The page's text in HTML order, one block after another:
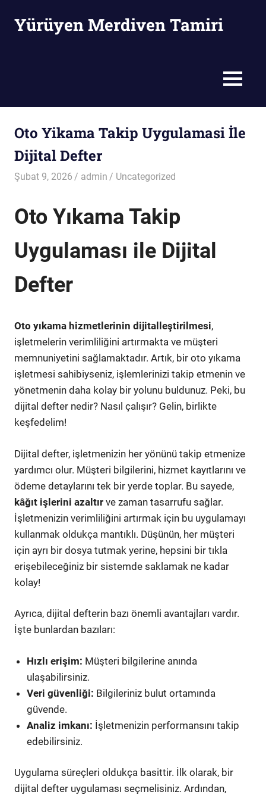
Yürüyen Merdiven Tamiri
MENU
Oto Yikama Takip Uygulamasi İle
Dijital Defter
Şubat 9, 2026 admin Uncategorized
Oto Yıkama Takip
Uygulaması ile Dijital
Defter
Oto yıkama hizmetlerinin dijitalleştirilmesi,
işletmelerin verimliliğini artırmakta ve müşteri
memnuniyetini sağlamaktadır. Artık, bir oto yıkama
işletmesi sahibiyseniz, işlemlerinizi takip etmenin ve
yönetmenin daha kolay bir yolunu buldunuz. Peki, bu
dijital defter nedir? Nasıl çalışır? Gelin, birlikte
keşfedelim!
Dijital defter, işletmenizin her yönünü takip etmenize
yardımcı olur. Müşteri bilgilerini, hizmet kayıtlarını ve
ödeme detaylarını tek bir yerde toplar. Bu sayede,
kâğıt işlerini azaltır ve zaman tasarrufu sağlar.
İşletmenizin verimliliğini artırmak için bu uygulamayı
kullanmak oldukça mantıklı. Düşünün, her müşteri
için ayrı bir dosya tutmak yerine, hepsini bir tıkla
erişebileceğiniz bir sistemde saklamak ne kadar
kolay!
Ayrıca, dijital defterin bazı önemli avantajları vardır.
İşte bunlardan bazıları:
Hızlı erişim: Müşteri bilgilerine anında
ulaşabilirsiniz.
Veri güvenliği: Bilgileriniz bulut ortamında
güvende.
Analiz imkanı: İşletmenizin performansını takip
edebilirsiniz.
Uygulama süreçleri oldukça basittir. İlk olarak, bir
dijital defter uygulaması seçmelisiniz. Ardından,